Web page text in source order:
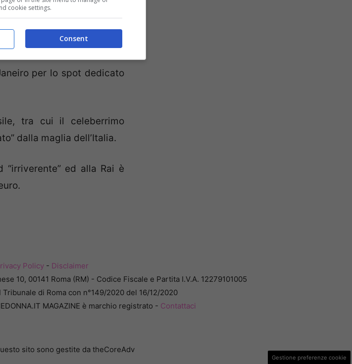
per lo spot dedicato
tra cui il celeberrimo
dalla maglia dell’Italia.
“irriverente” ed alla Rai è
Policy- Disclaimer
10, 00141 Roma (RM) - Codice Fiscale e Partita I.V.A. 12279101005
di Roma con n°149/2020 del 16/12/2020
MAGAZINE è marchio registrato - Contattaci
sito sono gestite da theCoreAdv
Gestione preferenze cookie
cookie settings.
Consent